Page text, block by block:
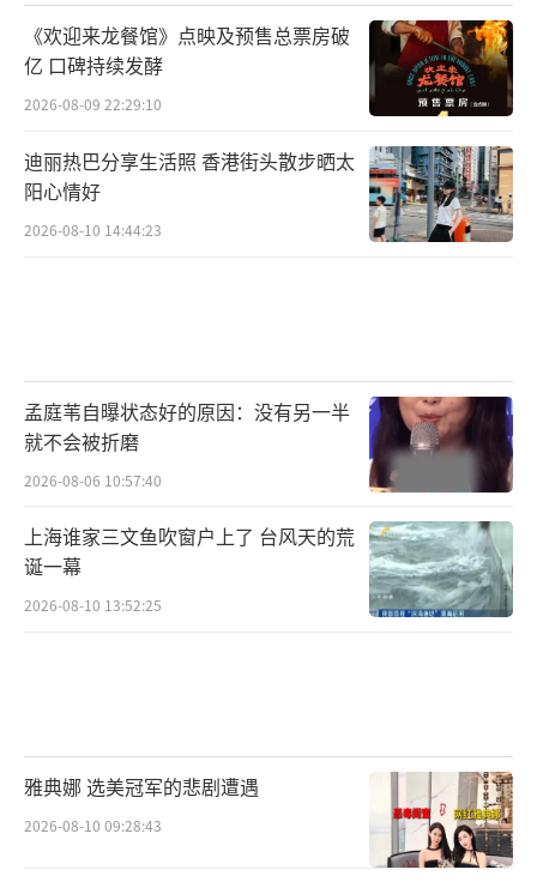
《欢迎来龙餐馆》点映及预售总票房破
亿 口碑持续发酵
2026-08-09 22:29:10
迪丽热巴分享生活照 香港街头散步晒太
阳心情好
2026-08-10 14:44:23
孟庭苇自曝状态好的原因：没有另一半
就不会被折磨
2026-08-06 10:57:40
上海谁家三文鱼吹窗户上了 台风天的荒
诞一幕
2026-08-10 13:52:25
雅典娜 选美冠军的悲剧遭遇
2026-08-10 09:28:43